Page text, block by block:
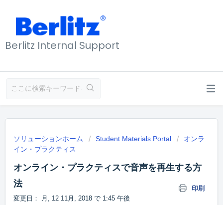
Berlitz Internal Support
ソリューションホーム Student Materials Portal
オンラ
イン・プラクティス
オンライン・プラクティスで音声を再生する方
法
印刷
変更日： 月, 12 11月, 2018 で 1:45 午後